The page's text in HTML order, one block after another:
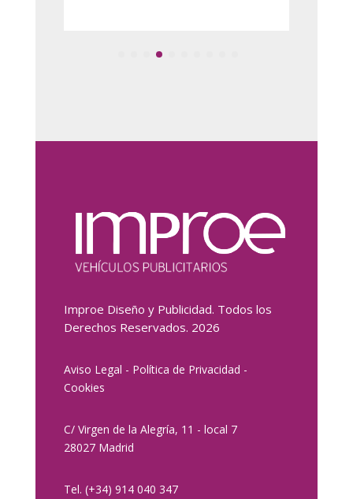
Improe Diseño y Publicidad. Todos los
Derechos Reservados. 2026
Aviso Legal - Política de Privacidad -
Cookies
C/ Virgen de la Alegría, 11 - local 7
28027 Madrid
Tel. (+34) 914 040 347